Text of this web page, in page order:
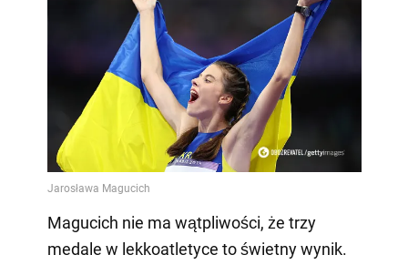
Magucich nie ma wątpliwości, że trzy
medale w lekkoatletyce to świetny wynik.